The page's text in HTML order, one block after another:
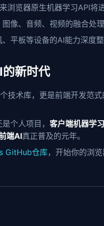
浏览器原生机器学习API将
图像、音频、视频的融合处
、平板等设备的AI能力深度
新时代
技术库，更是前端开发范
个人项目， 客户端机器学习
端AI真正普及的元年。
GitHub仓库，开始你的浏